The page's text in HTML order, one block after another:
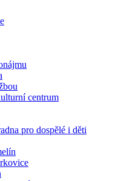
centrum
pro dospělé i děti